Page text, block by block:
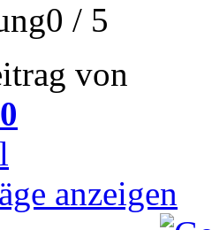
/ 5
von
anzeigen